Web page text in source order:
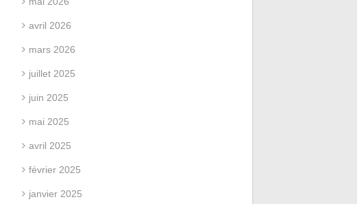
avril 2026
mars 2026
juillet 2025
juin 2025
mai 2025
avril 2025
février 2025
janvier 2025